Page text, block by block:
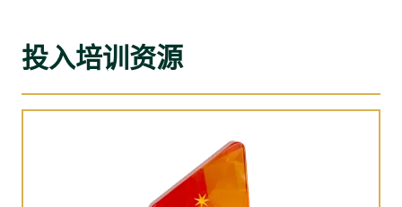
面的实质效益。
已成功转任华懋集团内的正式岗位
投入培训资源